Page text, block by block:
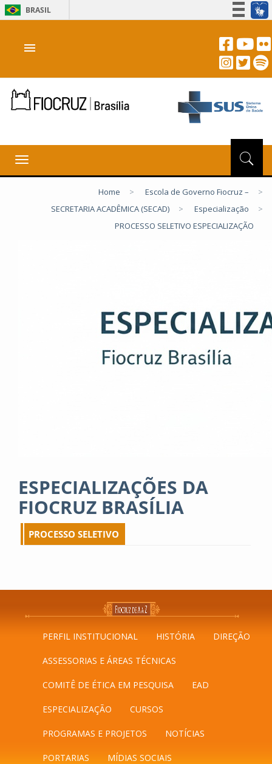
BRASIL
Acesso à informação
Canais
menu
Toggle
navigation
Home > Escola de Governo Fiocruz –
>
SECRETARIA ACADÊMICA (SECAD)
> Especialização
>
PROCESSO SELETIVO ESPECIALIZAÇÃO
ESPECIALIZAÇÕES DA
FIOCRUZ BRASÍLIA
PROCESSO SELETIVO
PERFIL INSTITUCIONAL HISTÓRIA DIREÇÃO
ASSESSORIAS E ÁREAS TÉCNICAS
COMITÊ DE ÉTICA EM PESQUISA EAD
ESPECIALIZAÇÃO CURSOS
PROGRAMAS E PROJETOS NOTÍCIAS
PORTARIAS MÍDIAS SOCIAIS